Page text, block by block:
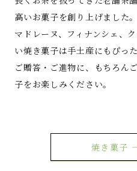
高いお菓子を創り上げました。
マドレーヌ、フィナンシェ、
い焼き菓子は手土産にもぴった
ご贈答・ご進物に、もちろん
子をお楽しみください。
焼き菓子